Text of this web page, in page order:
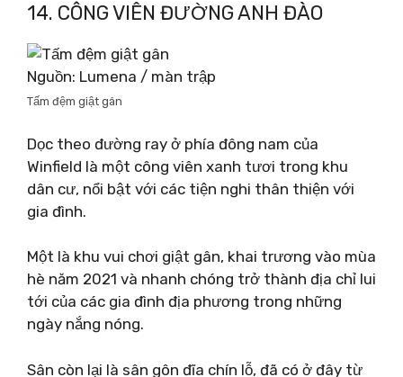
14. CÔNG VIÊN ĐƯỜNG ANH ĐÀO
Nguồn: Lumena / màn trập
Tấm đệm giật gân
Dọc theo đường ray ở phía đông nam của
Winfield là một công viên xanh tươi trong khu
dân cư, nổi bật với các tiện nghi thân thiện với
gia đình.
Một là khu vui chơi giật gân, khai trương vào mùa
hè năm 2021 và nhanh chóng trở thành địa chỉ lui
tới của các gia đình địa phương trong những
ngày nắng nóng.
Sân còn lại là sân gôn đĩa chín lỗ, đã có ở đây từ